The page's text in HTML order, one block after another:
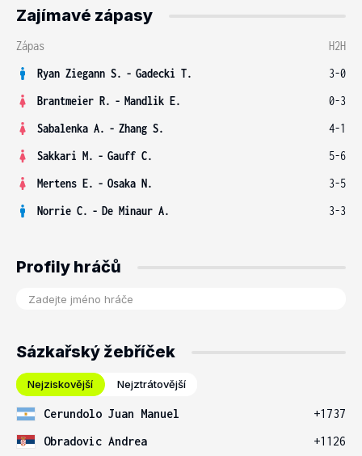
Zajímavé zápasy
Zápas
H2H
Ryan Ziegann S. - Gadecki T.
3-0
Brantmeier R. - Mandlik E.
0-3
Sabalenka A. - Zhang S.
4-1
Sakkari M. - Gauff C.
5-6
Mertens E. - Osaka N.
3-5
Norrie C. - De Minaur A. 3-3
Profily hráčů
Sázkařský žebříček
Nejziskovější Nejztrátovější
Cerundolo Juan Manuel
+1737
Obradovic Andrea
+1126